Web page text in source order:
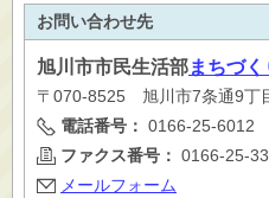
お問い合わせ先
旭川市市民生活部まちづ
〒070-8525 旭川市7条通9
電話番号： 0166-25-6012
ファクス番号： 0166-25-
メールフォーム